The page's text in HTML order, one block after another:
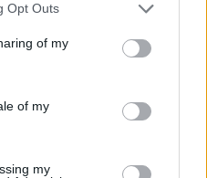
Opt Outs
of my
of my
my
του Παγκόσμιου